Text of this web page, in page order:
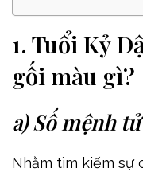
1. Tuổi Kỷ
gối màu gì?
a) Số mệnh
Nhằm tìm kiếm sự